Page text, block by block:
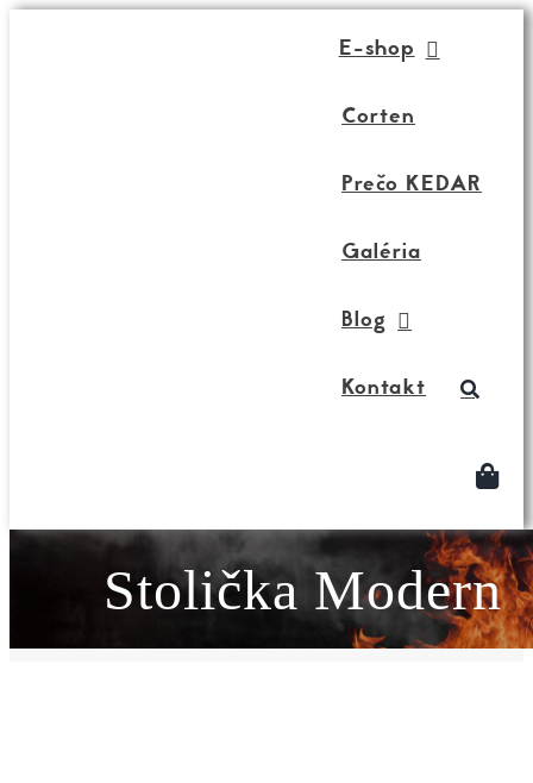
E-shop
Corten
Prečo KEDAR
Galéria
Blog
Kontakt
Stolička Modern